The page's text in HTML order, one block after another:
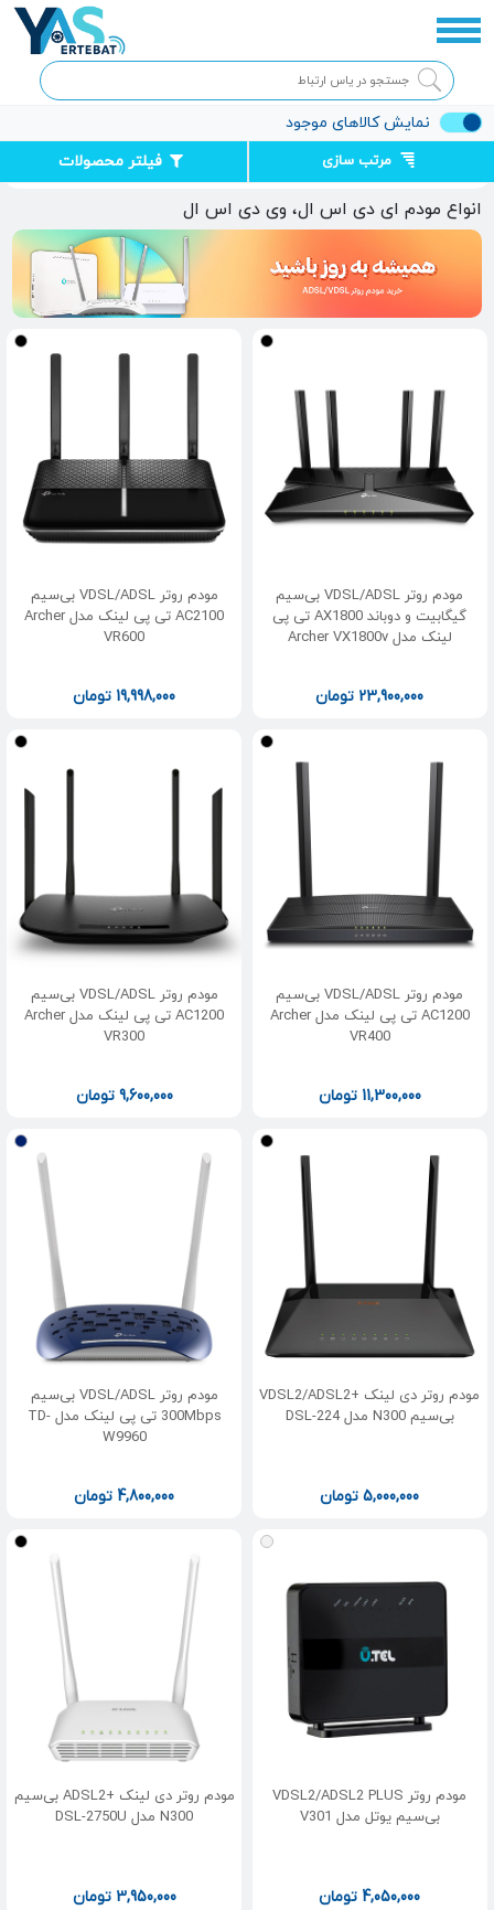
نمایش کالاهای موجود
مرتب سازی فیلتر محصولات تجهیزات شبکه
انواع مودم ای دی اس ال، وی دی اس ال
مودم روتر VDSL/ADSL بی‌سیم
گیگابیت و دوباند AX1800 تی پی
لینک مدل Archer VX1800v
23,900,000 تومان
مودم روتر VDSL/ADSL بی‌سیم
AC2100 تی پی لینک مدل Archer
VR600
19,998,000 تومان
مودم روتر VDSL/ADSL بی‌سیم
AC1200 تی پی لینک مدل Archer
VR400
11,300,000 تومان
مودم روتر VDSL/ADSL بی‌سیم
AC1200 تی پی لینک مدل Archer
VR300
9,600,000 تومان
مودم روتر دی لینک +VDSL2/ADSL2
بی‌سیم N300 مدل DSL-224
5,000,000تومان
مودم روتر VDSL/ADSL بی‌سیم
300Mbps تی پی لینک مدل TD-
W9960
4,800,000 تومان
مودم روتر VDSL2/ADSL2 PLUS
بی‌سیم یوتل مدل V301
4,050,000 تومان
مودم روتر دی لینک +ADSL2 بی‌سیم
N300 مدل DSL-2750U
3,950,000 تومان